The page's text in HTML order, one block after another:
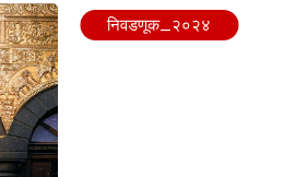
निवडणूक_२०२४